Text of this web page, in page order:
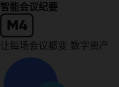
智能会议纪要
让每场会议都变 数字资产